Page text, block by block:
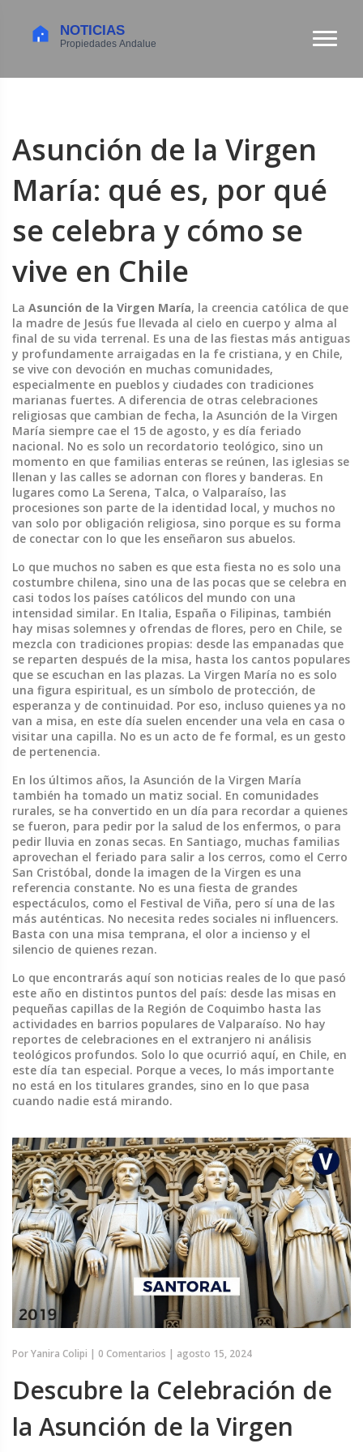
Asunción de la Virgen
María: qué es, por qué
se celebra y cómo se
vive en Chile
La Asunción de la Virgen María, la creencia católica de que
la madre de Jesús fue llevada al cielo en cuerpo y alma al
final de su vida terrenal. Es una de las fiestas más antiguas
y profundamente arraigadas en la fe cristiana, y en Chile,
se vive con devoción en muchas comunidades,
especialmente en pueblos y ciudades con tradiciones
marianas fuertes. A diferencia de otras celebraciones
religiosas que cambian de fecha, la Asunción de la Virgen
María siempre cae el 15 de agosto, y es día feriado
nacional. No es solo un recordatorio teológico, sino un
momento en que familias enteras se reúnen, las iglesias se
llenan y las calles se adornan con flores y banderas. En
lugares como La Serena, Talca, o Valparaíso, las
procesiones son parte de la identidad local, y muchos no
van solo por obligación religiosa, sino porque es su forma
de conectar con lo que les enseñaron sus abuelos.
Lo que muchos no saben es que esta fiesta no es solo una
costumbre chilena, sino una de las pocas que se celebra en
casi todos los países católicos del mundo con una
intensidad similar. En Italia, España o Filipinas, también
hay misas solemnes y ofrendas de flores, pero en Chile, se
mezcla con tradiciones propias: desde las empanadas que
se reparten después de la misa, hasta los cantos populares
que se escuchan en las plazas. La Virgen María no es solo
una figura espiritual, es un símbolo de protección, de
esperanza y de continuidad. Por eso, incluso quienes ya no
van a misa, en este día suelen encender una vela en casa o
visitar una capilla. No es un acto de fe formal, es un gesto
de pertenencia.
En los últimos años, la Asunción de la Virgen María
también ha tomado un matiz social. En comunidades
rurales, se ha convertido en un día para recordar a quienes
se fueron, para pedir por la salud de los enfermos, o para
pedir lluvia en zonas secas. En Santiago, muchas familias
aprovechan el feriado para salir a los cerros, como el Cerro
San Cristóbal, donde la imagen de la Virgen es una
referencia constante. No es una fiesta de grandes
espectáculos, como el Festival de Viña, pero sí una de las
más auténticas. No necesita redes sociales ni influencers.
Basta con una misa temprana, el olor a incienso y el
silencio de quienes rezan.
Lo que encontrarás aquí son noticias reales de lo que pasó
este año en distintos puntos del país: desde las misas en
pequeñas capillas de la Región de Coquimbo hasta las
actividades en barrios populares de Valparaíso. No hay
reportes de celebraciones en el extranjero ni análisis
teológicos profundos. Solo lo que ocurrió aquí, en Chile, en
este día tan especial. Porque a veces, lo más importante
no está en los titulares grandes, sino en lo que pasa
cuando nadie está mirando.
PorYanira Colipi | 0 Comentarios | agosto 15, 2024
Descubre la Celebración de
la Asunción de la Virgen